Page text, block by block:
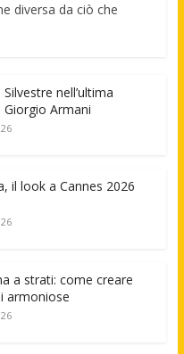
diversa da ciò che
nell’ultima
Armani
il look a Cannes 2026
a strati: come creare
armoniose